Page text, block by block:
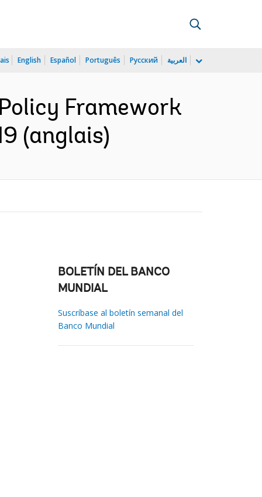
English Español Português Русский العربية
Framework
(anglais)
BOLETÍN DEL BANCO
MUNDIAL
Suscríbase al boletín semanal del
Banco Mundial